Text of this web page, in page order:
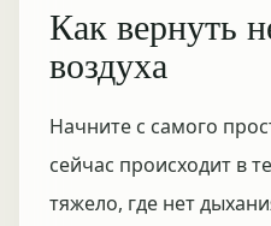
Как вернуть
воздуха
Начните с самого
сейчас происходит в
тяжело, где нет